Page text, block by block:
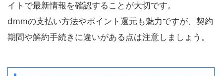
イトで最新情報を確認することが大切です。
dmmの支払い方法やポイント還元も魅力ですが、契約
期間や解約手続きに違いがある点は注意しましょう。